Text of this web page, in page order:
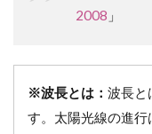
比較
した
肌の
2008 」
※波長とは：波長と
す。太陽光線の進